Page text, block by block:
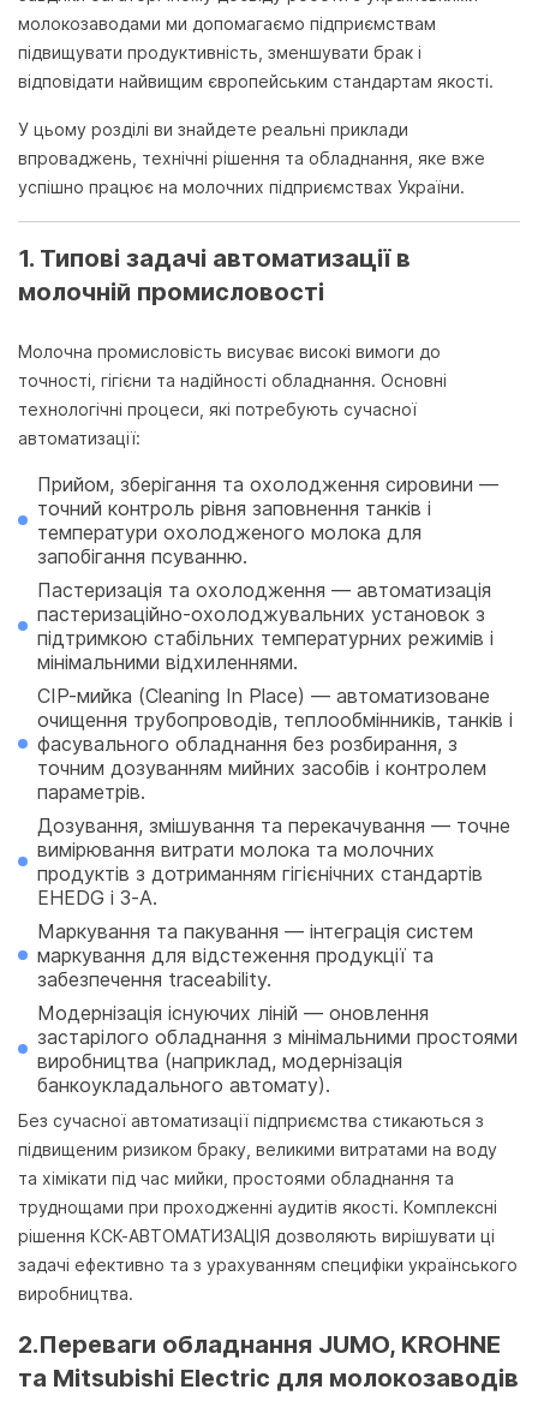
молокозаводами ми допомагаємо підприємствам
підвищувати продуктивність, зменшувати брак і
відповідати найвищим європейським стандартам якості.
У цьому розділі ви знайдете реальні приклади
впроваджень, технічні рішення та обладнання, яке вже
успішно працює на молочних підприємствах України.
1. Типові задачі автоматизації в
молочній промисловості
Молочна промисловість висуває високі вимоги до
точності, гігієни та надійності обладнання. Основні
технологічні процеси, які потребують сучасної
автоматизації:
Прийом, зберігання та охолодження сировини —
точний контроль рівня заповнення танків і
температури охолодженого молока для
запобігання псуванню.
Пастеризація та охолодження — автоматизація
пастеризаційно-охолоджувальних установок з
підтримкою стабільних температурних режимів і
мінімальними відхиленнями.
CIP-мийка (Cleaning In Place) — автоматизоване
очищення трубопроводів, теплообмінників, танків і
фасувального обладнання без розбирання, з
точним дозуванням мийних засобів і контролем
параметрів.
Дозування, змішування та перекачування — точне
вимірювання витрати молока та молочних
продуктів з дотриманням гігієнічних стандартів
EHEDG і 3-A.
Маркування та пакування — інтеграція систем
маркування для відстеження продукції та
забезпечення traceability.
Модернізація існуючих ліній — оновлення
застарілого обладнання з мінімальними простоями
виробництва (наприклад, модернізація
банкоукладального автомату).
Без сучасної автоматизації підприємства стикаються з
підвищеним ризиком браку, великими витратами на воду
та хімікати під час мийки, простоями обладнання та
труднощами при проходженні аудитів якості. Комплексні
рішення КСК-АВТОМАТИЗАЦІЯ дозволяють вирішувати ці
задачі ефективно та з урахуванням специфіки українського
виробництва.
2.Переваги обладнання JUMO, KROHNE
та Mitsubishi Electric для молокозаводів